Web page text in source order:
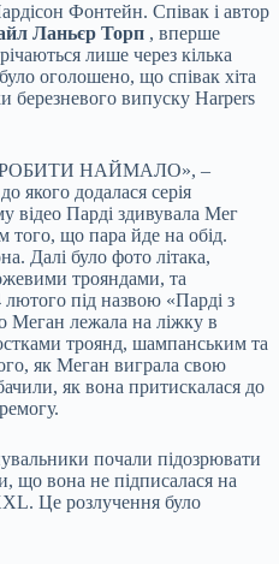
Фонтейн. Співак і автор
Ланьєр Торп , вперше
лише через кілька
оголошено, що співак хіта
березневого випуску Harpers
НАЙМАЛО», –
якого додалася серія
відео Парді здивувала Мег
того, що пара йде на обід.
Далі було фото літака,
трояндами, та
лютого під назвою «Парді з
Меган лежала на ліжку в
троянд, шампанським та
як Меган виграла свою
як вона притискалася до
почали підозрювати
що вона не підписалася на
Це розлучення було